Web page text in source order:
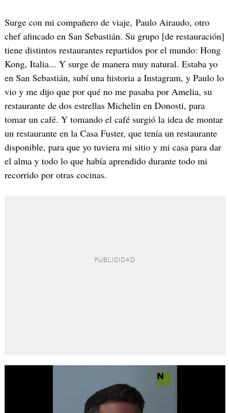
Surge con mi compañero de viaje, Paulo Airaudo, otro
chef afincado en San Sebastián. Su grupo [de restauración]
tiene distintos restaurantes repartidos por el mundo: Hong
Kong, Italia... Y surge de manera muy natural. Estaba yo
en San Sebastián, subí una historia a Instagram, y Paulo lo
vio y me dijo que por qué no me pasaba por Amelia, su
restaurante de dos estrellas Michelin en Donosti, para
tomar un café. Y tomando el café surgió la idea de montar
un restaurante en la Casa Fuster, que tenía un restaurante
disponible, para que yo tuviera mi sitio y mi casa para dar
el alma y todo lo que había aprendido durante todo mi
recorrido por otras cocinas.